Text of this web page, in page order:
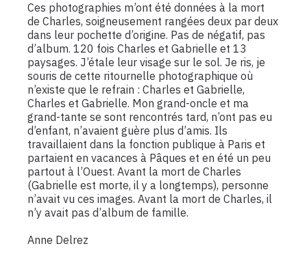
Ces photographies m’ont été données à la mort
de Charles, soigneusement rangées deux par deux
dans leur pochette d’origine. Pas de négatif, pas
d’album. 120 fois Charles et Gabrielle et 13
paysages. J’étale leur visage sur le sol. Je ris, je
souris de cette ritournelle photographique où
n’existe que le refrain : Charles et Gabrielle,
Charles et Gabrielle. Mon grand-oncle et ma
grand-tante se sont rencontrés tard, n’ont pas eu
d’enfant, n’avaient guère plus d’amis. Ils
travaillaient dans la fonction publique à Paris et
partaient en vacances à Pâques et en été un peu
partout à l’Ouest. Avant la mort de Charles
(Gabrielle est morte, il y a longtemps), personne
n’avait vu ces images. Avant la mort de Charles, il
n’y avait pas d’album de famille.
Anne Delrez